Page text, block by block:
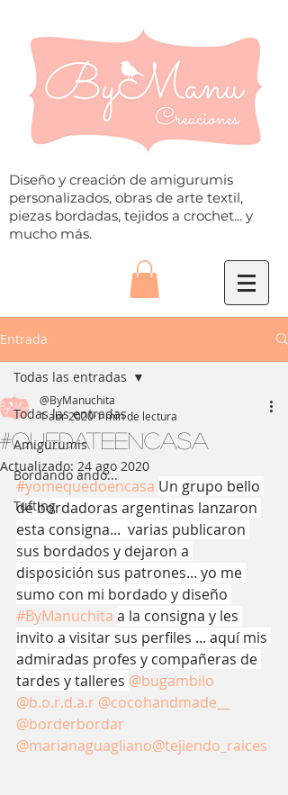
Diseño y creación de amigurumis
personalizados, obras de arte textil,
piezas bordadas, tejidos a crochet... y
mucho más.
Entrada
Todas las entradas
Amigurumis
Bordando ando...
Tufting
Todas las entradas
#Quedateencasa
@ByManuchita
1 abr 20201 min de lectura
Actualizado: 24 ago 2020
#yomequedoencasa Un grupo bello
de bordadoras argentinas lanzaron
esta consigna...  varias publicaron
sus bordados y dejaron a
disposición sus patrones... yo me
sumo con mi bordado y diseño
#ByManuchita a la consigna y les
invito a visitar sus perfiles ... aquí mis
admiradas profes y compañeras de
tardes y talleres @bugambilo
@b.o.r.d.a.r @cocohandmade__
@borderbordar
@marianaguagliano@tejiendo_raices